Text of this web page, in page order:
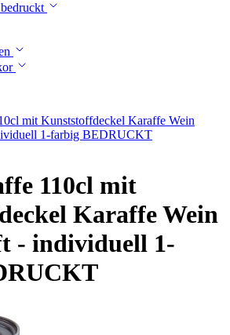
mit Kunststoffdeckel Karaffe Wein
1-farbig BEDRUCKT
110cl mit
Karaffe Wein
- individuell 1-